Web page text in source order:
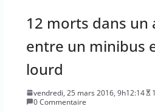
12 morts dans un
entre un minibus
lourd
vendredi, 25 mars 2016, 9h12:14
0 Commentaire